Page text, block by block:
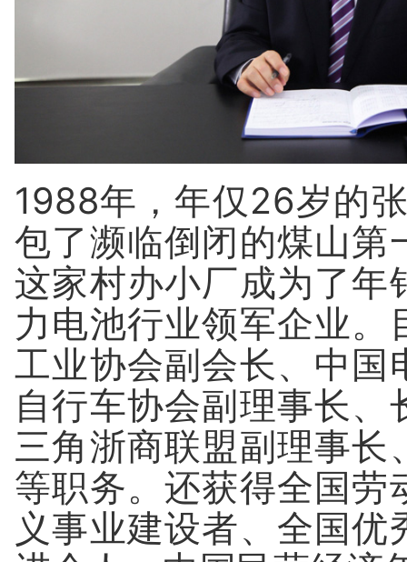
1988年，年仅26岁的
包了濒临倒闭的煤山第
这家村办小厂成为了年
力电池行业领军企业
工业协会副会长、中国
自行车协会副理事长
三角浙商联盟副理事长
等职务。还获得全国劳
义事业建设者、全国